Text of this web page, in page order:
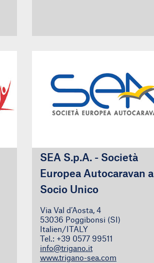
SEA S.p.A. - Società
Europea Autocaravan a
Socio Unico
Via Val d’Aosta, 4
53036 Poggibonsi (SI)
Italien/ITALY
Tel.: +39 0577 99511
info@trigano.it
www.trigano-sea.com